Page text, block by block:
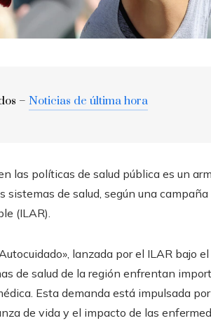
– Noticias de última hora
las políticas de salud pública es un
sistemas de salud, según una
(ILAR).
lanzada por el ILAR bajo
de salud de la región enfrentan
Esta demanda está impulsada
de vida y el impacto de las